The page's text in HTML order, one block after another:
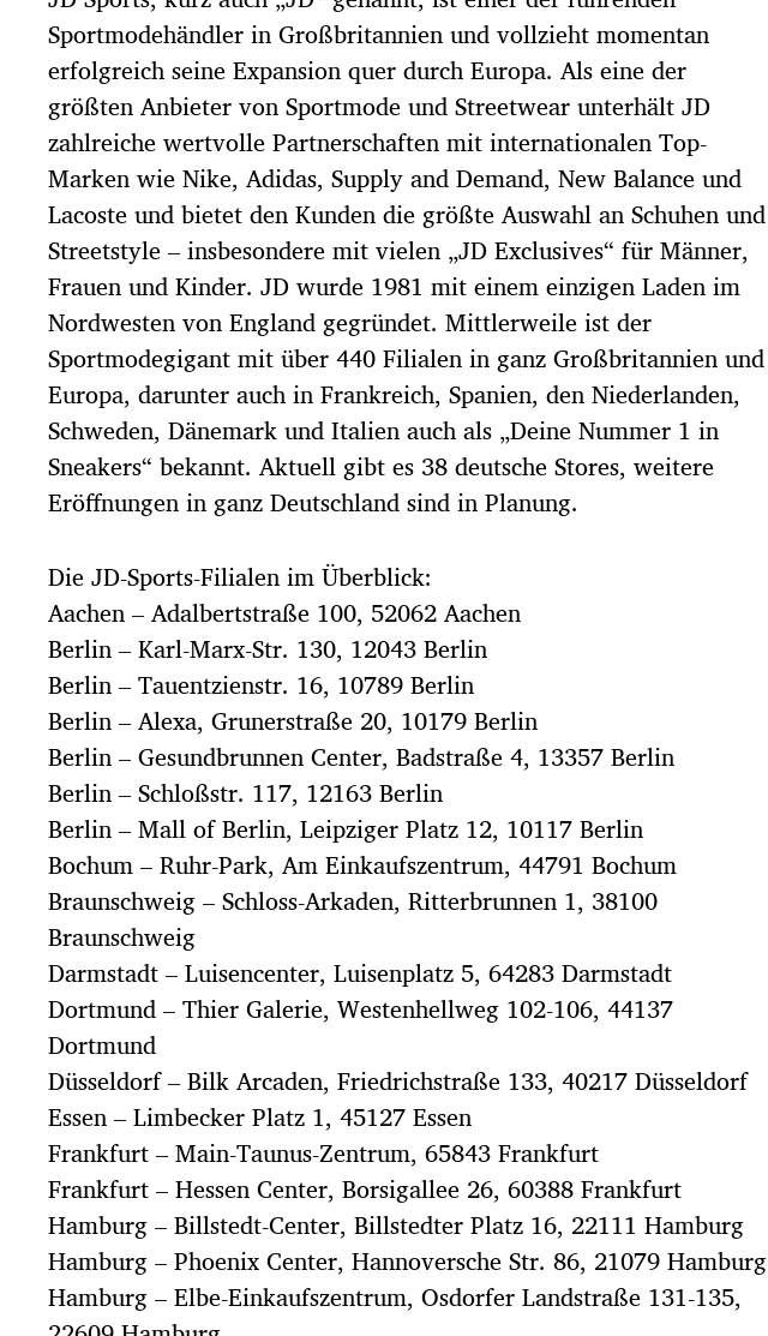
Sportmodehändler in Großbritannien und vollzieht momentan
erfolgreich seine Expansion quer durch Europa. Als eine der
größten Anbieter von Sportmode und Streetwear unterhält JD
zahlreiche wertvolle Partnerschaften mit internationalen Top-
Marken wie Nike, Adidas, Supply and Demand, New Balance und
Lacoste und bietet den Kunden die größte Auswahl an Schuhen und
Streetstyle – insbesondere mit vielen „JD Exclusives“ für Männer,
Frauen und Kinder. JD wurde 1981 mit einem einzigen Laden im
Nordwesten von England gegründet. Mittlerweile ist der
Sportmodegigant mit über 440 Filialen in ganz Großbritannien und
Europa, darunter auch in Frankreich, Spanien, den Niederlanden,
Schweden, Dänemark und Italien auch als „Deine Nummer 1 in
Sneakers“ bekannt. Aktuell gibt es 38 deutsche Stores, weitere
Eröffnungen in ganz Deutschland sind in Planung.
Die JD-Sports-Filialen im Überblick:
Aachen – Adalbertstraße 100, 52062 Aachen
Berlin – Karl-Marx-Str. 130, 12043 Berlin
Berlin – Tauentzienstr. 16, 10789 Berlin
Berlin – Alexa, Grunerstraße 20, 10179 Berlin
Berlin – Gesundbrunnen Center, Badstraße 4, 13357 Berlin
Berlin – Schloßstr. 117, 12163 Berlin
Berlin – Mall of Berlin, Leipziger Platz 12, 10117 Berlin
Bochum – Ruhr-Park, Am Einkaufszentrum, 44791 Bochum
Braunschweig – Schloss-Arkaden, Ritterbrunnen 1, 38100
Braunschweig
Darmstadt – Luisencenter, Luisenplatz 5, 64283 Darmstadt
Dortmund – Thier Galerie, Westenhellweg 102-106, 44137
Dortmund
Düsseldorf – Bilk Arcaden, Friedrichstraße 133, 40217 Düsseldorf
Essen – Limbecker Platz 1, 45127 Essen
Frankfurt – Main-Taunus-Zentrum, 65843 Frankfurt
Frankfurt – Hessen Center, Borsigallee 26, 60388 Frankfurt
Hamburg – Billstedt-Center, Billstedter Platz 16, 22111 Hamburg
Hamburg – Phoenix Center, Hannoversche Str. 86, 21079 Hamburg
Hamburg – Elbe-Einkaufszentrum, Osdorfer Landstraße 131-135,